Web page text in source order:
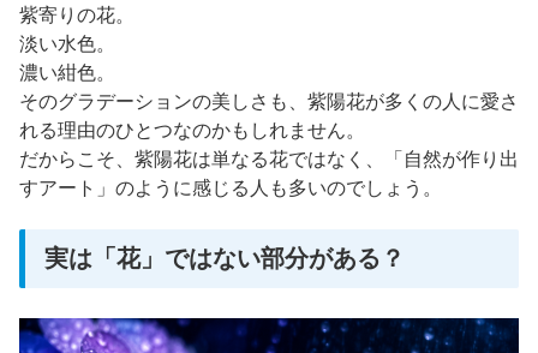
紫寄りの花。
淡い水色。
濃い紺色。
そのグラデーションの美しさも、紫陽花が多くの人に愛さ
れる理由のひとつなのかもしれません。
だからこそ、紫陽花は単なる花ではなく、「自然が作り出
すアート」のように感じる人も多いのでしょう。
実は「花」ではない部分がある？